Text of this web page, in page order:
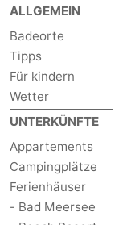
Blankenberge
-
Wenduine
Wetter
Kontakt
ALLGEMEIN
Badeorte
Tipps
Für kindern
Wetter
UNTERKÜNFTE
Appartements
Campingplätze
Ferienhäuser
- Bad Meersee